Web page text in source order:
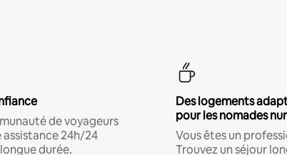
de voyageurs
24h/24
durée.
Des logements
pour les nomades
Vous êtes un
Trouvez un séjour